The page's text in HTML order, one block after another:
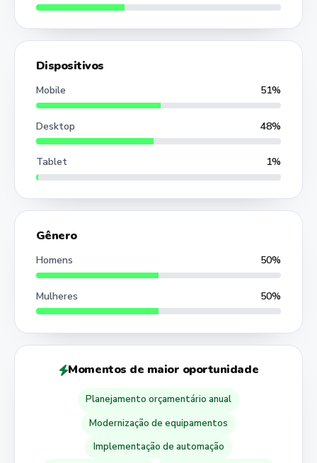
Dispositivos
Mobile 51%
Desktop 48%
Tablet 1%
Gênero
Homens 50%
Mulheres 50%
Momentos de maior oportunidade
Planejamento orçamentário anual
Modernização de equipamentos
Implementação de automação